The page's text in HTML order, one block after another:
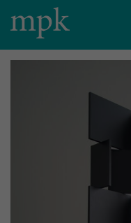
Heute geöffnet
11:00–20:00Uhr
zum